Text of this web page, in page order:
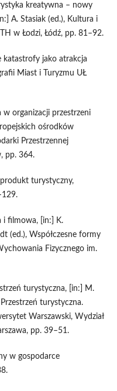
kreatywna – nowy
A. Stasiak (ed.), Kultura i
w Łodzi, Łódź, pp. 81–92.
katastrofy jako atrakcja
Miast i Turyzmu UŁ
w organizacji przestrzeni
ośrodków
Przestrzennej
pp. 364.
turystyczny,
i filmowa, [in:] K.
(ed.), Współczesne formy
Fizycznego im.
turystyczna, [in:] M.
turystyczna.
Warszawski, Wydział
pp. 39–51.
w gospodarce